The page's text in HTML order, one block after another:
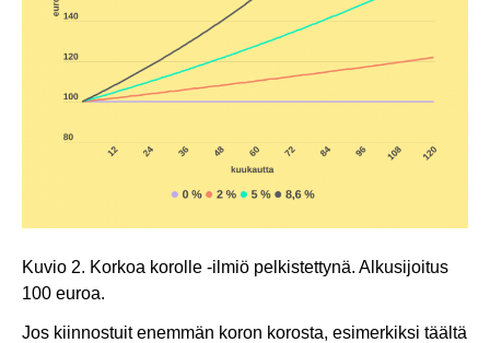
Kuvio 2. Korkoa korolle -ilmiö pelkistettynä. Alkusijoitus
100 euroa.
Jos kiinnostuit enemmän koron korosta, esimerkiksi täältä